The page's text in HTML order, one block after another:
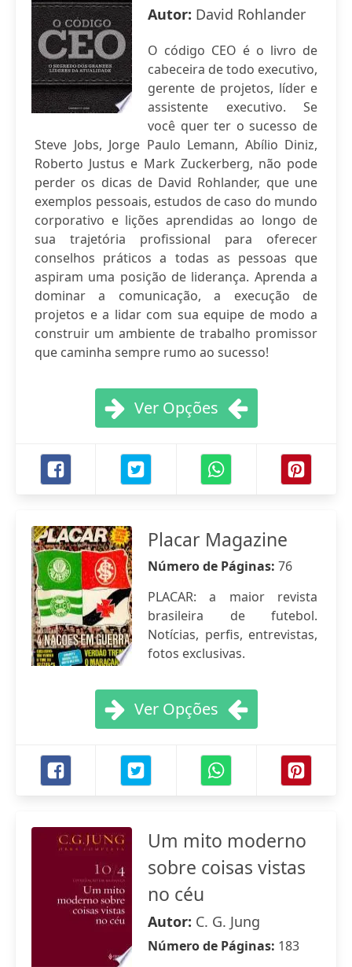
Autor: David Rohlander
O código CEO é o livro de
cabeceira de todo executivo,
gerente de projetos, líder e
assistente executivo. Se
você quer ter o sucesso de
Steve Jobs, Jorge Paulo Lemann, Abílio Diniz,
Roberto Justus e Mark Zuckerberg, não pode
perder os dicas de David Rohlander, que une
exemplos pessoais, estudos de caso do mundo
corporativo e lições aprendidas ao longo de
sua trajetória profissional para oferecer
conselhos práticos a todas as pessoas que
aspiram uma posição de liderança. Aprenda a
dominar a comunicação, a execução de
projetos e a lidar com sua equipe de modo a
construir um ambiente de trabalho promissor
que caminha sempre rumo ao sucesso!
Ver Opções
Placar Magazine
Número de Páginas: 76
PLACAR: a maior revista
brasileira de futebol.
Notícias, perfis, entrevistas,
fotos exclusivas.
Ver Opções
Um mito moderno
sobre coisas vistas
no céu
Autor: C. G. Jung
Número de Páginas: 183